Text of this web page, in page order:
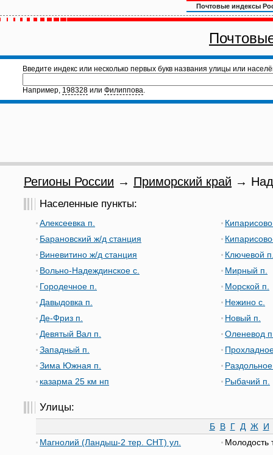
Почтовые индексы
Введите индекс или несколько первых букв названия улицы или
Например, 198328 или Филиппова.
Регионы России → Приморский край →
Населенные пункты:
Алексеевка п.
Барановский ж/д станция
Виневитино ж/д станция
Вольно-Надеждинское с.
Городечное п.
Давыдовка п.
Де-Фриз п.
Девятый Вал п.
Западный п.
Зима Южная п.
казарма 25 км нп
Ключевой
Мирный п.
Морской п.
Нежино с.
Новый п.
Оленевод
Рыбачий п.
Улицы:
Б В Г Д Ж И
Магнолий (Ландыш-2 тер. СНТ) ул.
Молодость